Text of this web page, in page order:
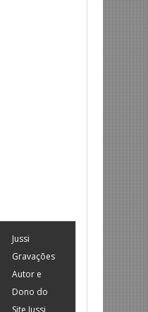
Jussi
Gravações
Autor e
Dono do
Site Jussi